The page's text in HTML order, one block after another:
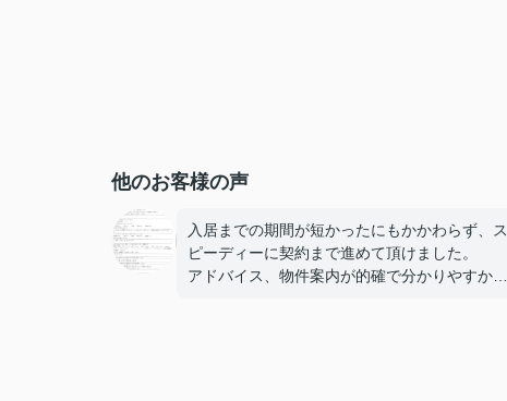
他のお客様の声
入居までの期間が短かったにもかかわらず、ス
ピーディーに契約まで進めて頂けました。
アドバイス、物件案内が的確で分かりやすかっ